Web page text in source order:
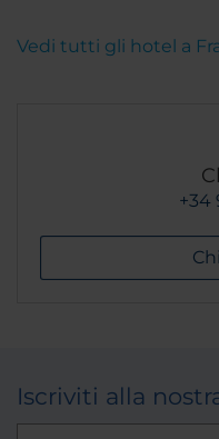
Vedi tutti gli hotel a
+34
Iscriviti alla